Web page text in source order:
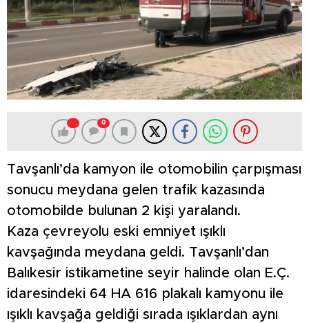
0
Tavşanlı’da kamyon ile otomobilin çarpışması
sonucu meydana gelen trafik kazasında
otomobilde bulunan 2 kişi yaralandı.
Kaza çevreyolu eski emniyet ışıklı
kavşağında meydana geldi. Tavşanlı’dan
Balıkesir istikametine seyir halinde olan E.Ç.
idaresindeki 64 HA 616 plakalı kamyonu ile
ışıklı kavşağa geldiği sırada ışıklardan aynı